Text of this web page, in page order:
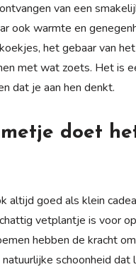
van een
ook warmte en
het gebaar van
met wat zoets. Het is
dat je aan hen denkt.
doet
goed als klein
vetplantje is voor
hebben de kracht
schoonheid